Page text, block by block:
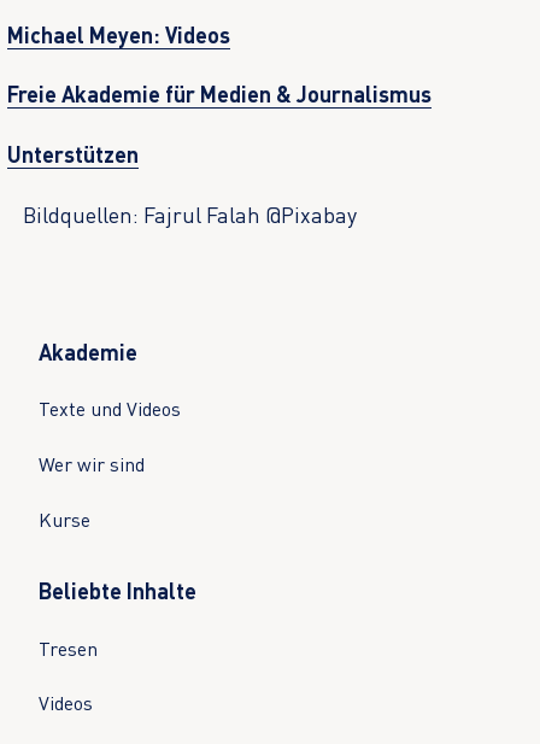
Michael Meyen: Videos
Freie Akademie für Medien & Journalismus
Unterstützen
Bildquellen: Fajrul Falah @Pixabay
Akademie
Texte und Videos
Wer wir sind
Kurse
Beliebte Inhalte
Tresen
Videos